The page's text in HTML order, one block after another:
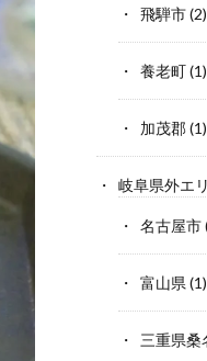
飛騨市(2)
養老町(1)
加茂郡(1)
岐阜県外エ
名古屋市
富山県 (1)
三重県桑